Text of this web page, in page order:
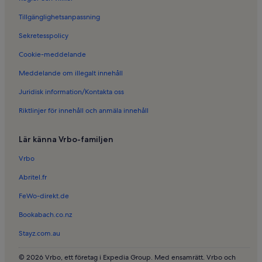
Tillgänglighetsanpassning
Sekretesspolicy
Cookie-meddelande
Meddelande om illegalt innehåll
Juridisk information/Kontakta oss
Riktlinjer för innehåll och anmäla innehåll
Lär känna Vrbo-familjen
Vrbo
Abritel.fr
FeWo-direkt.de
Bookabach.co.nz
Stayz.com.au
© 2026 Vrbo, ett företag i Expedia Group. Med ensamrätt. Vrbo och